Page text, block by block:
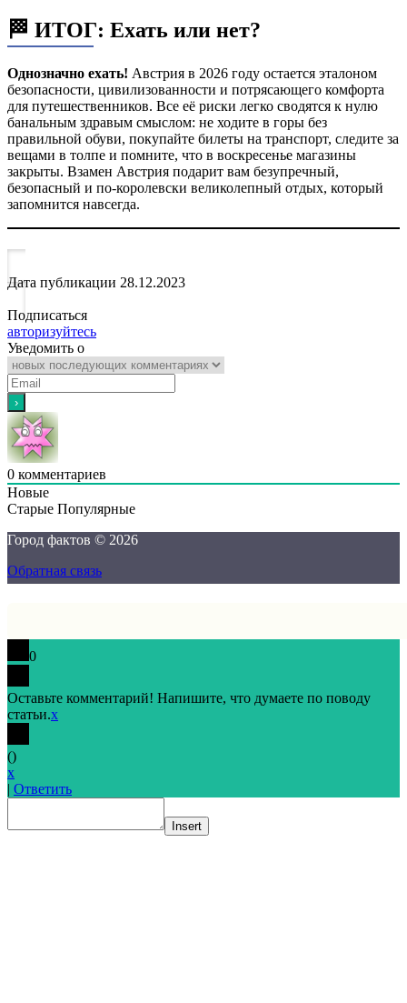
🏁 ИТОГ: Ехать или нет?
Однозначно ехать! Австрия в 2026 году остается эталоном
безопасности, цивилизованности и потрясающего комфорта
для путешественников. Все её риски легко сводятся к нулю
банальным здравым смыслом: не ходите в горы без
правильной обуви, покупайте билеты на транспорт, следите за
вещами в толпе и помните, что в воскресенье магазины
закрыты. Взамен Австрия подарит вам безупречный,
безопасный и по-королевски великолепный отдых, который
запомнится навсегда.
Дата публикации 28.12.2023
Подписаться
авторизуйтесь
Уведомить о
0 комментариев
Новые
Старые Популярные
Город фактов © 2026
Обратная связь
0
Оставьте комментарий! Напишите, что думаете по поводу
статьи.x
()
x
| Ответить
Insert